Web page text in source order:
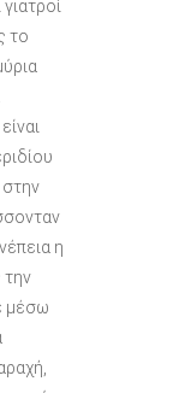
το
η
την
μέσω